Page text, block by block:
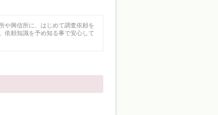
や興信所に、はじめて調査依頼を
依頼知識を予め知る事で安心して